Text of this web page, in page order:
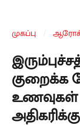
முகப்பு
குறைக்க